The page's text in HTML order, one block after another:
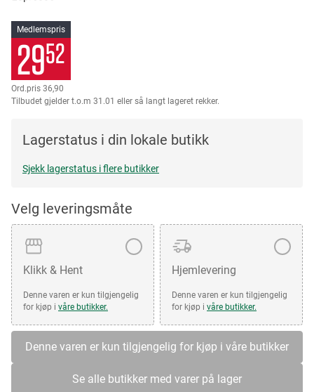
Medlemspris
2952
36 90
Tilbudet gjelder t.o.m 31.01 eller så langt lageret rekker.
Lagerstatus i din lokale butikk
Sjekk lagerstatus i flere butikker
Velg leveringsmåte
Klikk & Hent
Denne varen er kun tilgjengelig
for kjøp i våre butikker.
Hjemlevering
Denne varen er kun tilgjengelig
for kjøp i våre butikker.
Denne varen er kun tilgjengelig for kjøp i våre butikker
Se alle butikker med varer på lager
the
images
gallery